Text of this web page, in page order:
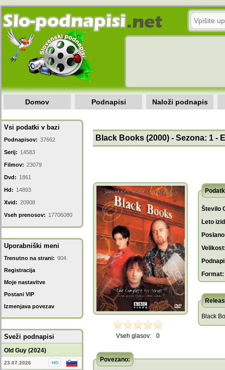
Domov Podnapisi Naloži podnapis
Vsi podatki v bazi
Podnapisov: 37662
Serij: 14583
Filmov: 23079
Dvd: 1861
Hd: 14893
Xvid: 20908
Vseh prenosov: 17706080
Uporabniški meni
Trenutno na strani: 904
Registracija
Moje nastavitve
Postani VIP
Izmenjava povezav
Sveži podnapisi
Old Guy (2024)
23.07.2026
Black Books (2000) - Sezona: 1 -
Vseh glasov: 0
Število
Leto
Format:
Black
Povezano: